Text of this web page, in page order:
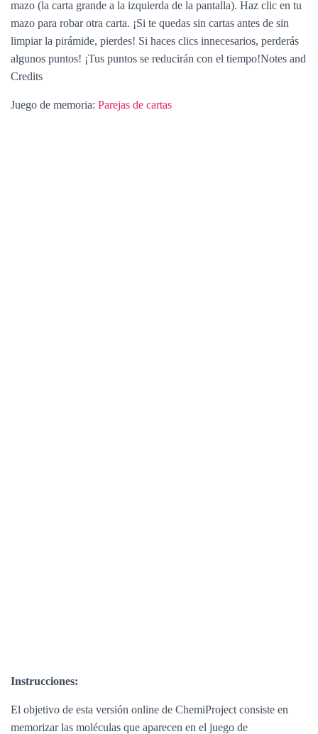
mazo (la carta grande a la izquierda de la pantalla). Haz clic en tu
mazo para robar otra carta. ¡Si te quedas sin cartas antes de sin
limpiar la pirámide, pierdes! Si haces clics innecesarios, perderás
algunos puntos! ¡Tus puntos se reducirán con el tiempo!Notes and
Credits
Juego de memoria: Parejas de cartas
Instrucciones:
El objetivo de esta versión online de ChemiProject consiste en
memorizar las moléculas que aparecen en el juego de